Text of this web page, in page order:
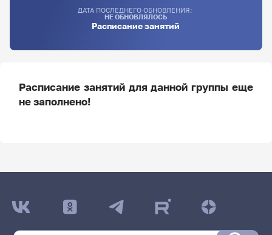
ДАТА ПОСЛЕДНЕГО ОБНОВЛЕНИЯ:
НЕ ОБНОВЛЯЛОСЬ
Расписание занятий
Расписание занятий для данной группы еще
не заполнено!
ДАТА ПОСЛЕДНЕГО ОБНОВЛЕНИЯ:
НЕ ОБНОВЛЯЛОСЬ